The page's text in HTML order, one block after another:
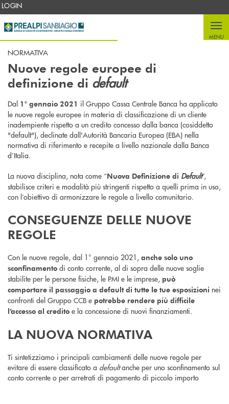
Salta al contenuto principale
LOGIN
MENU
NORMATIVA
Nuove regole europee di
definizione di default
Dal 1° gennaio 2021 il Gruppo Cassa Centrale Banca ha applicato
le nuove regole europee in materia di classificazione di un cliente
inadempiente rispetto a un credito concesso dalla banca (cosiddetto
"default"), declinate dall'Autorità Bancaria Europea (EBA) nella
normativa di riferimento e recepite a livello nazionale dalla Banca
d’Italia.
La nuova disciplina, nota come “Nuova Definizione di Default”,
stabilisce criteri e modalità più stringenti rispetto a quelli prima in uso,
con l’obiettivo di armonizzare le regole a livello comunitario.
CONSEGUENZE DELLE NUOVE
REGOLE
Con le nuove regole, dal 1° gennaio 2021, anche solo uno
sconfinamento di conto corrente, al di sopra delle nuove soglie
stabilite per le persone fisiche, le PMI e le imprese, può
comportare il passaggio a default di tutte le tue esposizioni nei
confronti del Gruppo CCB e potrebbe rendere più difficile
l’accesso al credito e la concessione di nuovi finanziamenti.
LA NUOVA NORMATIVA
Ti sintetizziamo i principali cambiamenti delle nuove regole per
evitare di essere classificato a defaultanche per uno sconfinamento sul
conto corrente o per arretrati di pagamento di piccolo importo